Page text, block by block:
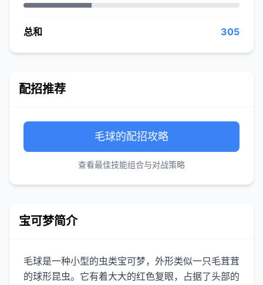
总和 305
配招推荐
毛球的配招攻略
查看最佳技能组合与对战策略
宝可梦简介
毛球是一种小型的虫类宝可梦，外形类似一只毛茸茸
的球形昆虫。它有着大大的红色复眼，占据了头部的